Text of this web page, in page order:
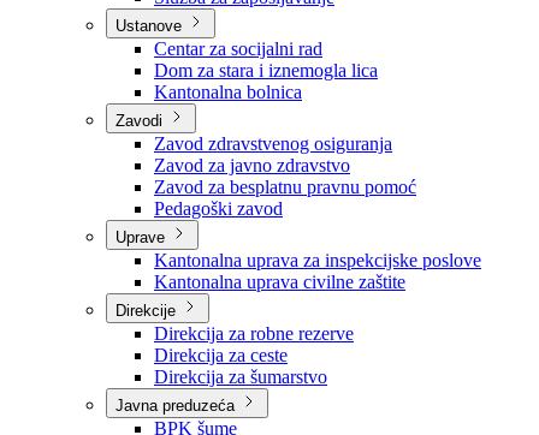
Služba za odnose s javnošću
Služba za zajedničke poslove
Služba za zapošljavanje
Ustanove
Centar za socijalni rad
Dom za stara i iznemogla lica
Kantonalna bolnica
Zavodi
Zavod zdravstvenog osiguranja
Zavod za javno zdravstvo
Zavod za besplatnu pravnu pomoć
Pedagoški zavod
Uprave
Kantonalna uprava za inspekcijske poslove
Kantonalna uprava civilne zaštite
Direkcije
Direkcija za robne rezerve
Direkcija za ceste